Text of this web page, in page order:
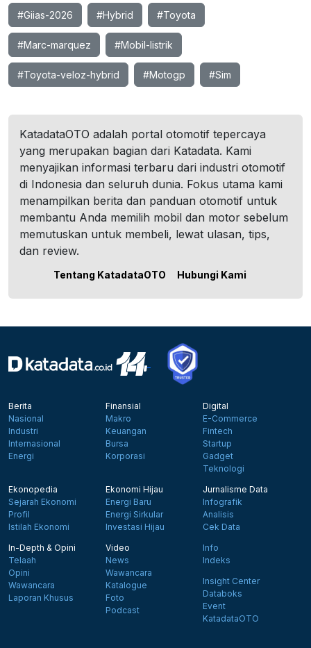
#Giias-2026 #Hybrid #Toyota
#Marc-marquez #Mobil-listrik
#Toyota-veloz-hybrid #Motogp #Sim
KatadataOTO adalah portal otomotif tepercaya
yang merupakan bagian dari Katadata. Kami
menyajikan informasi terbaru dari industri otomotif
di Indonesia dan seluruh dunia. Fokus utama kami
menampilkan berita dan panduan otomotif untuk
membantu Anda memilih mobil dan motor sebelum
memutuskan untuk membeli, lewat ulasan, tips,
dan review.
Tentang KatadataOTO Hubungi Kami
Berita
Nasional
Industri
Internasional
Energi
Finansial
Makro
Keuangan
Bursa
Korporasi
Digital
E-Commerce
Fintech
Startup
Gadget
Teknologi
Ekonopedia
Sejarah Ekonomi
Profil
Istilah Ekonomi
Ekonomi Hijau
Energi Baru
Energi Sirkular
Investasi Hijau
Jurnalisme Data
Infografik
Analisis
Cek Data
In-Depth & Opini
Telaah
Opini
Wawancara
Laporan Khusus
Video
News
Wawancara
Katalogue
Foto
Podcast
Info
Indeks
Insight Center
Databoks
Event
KatadataOTO